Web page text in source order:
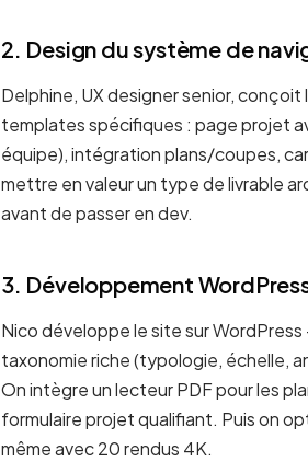
2. Design du système de
Delphine, UX designer senior,
templates spécifiques : page projet
équipe), intégration plans/coupes,
mettre en valeur un type de livrable
avant de passer en dev.
3. Développement
Nico développe le site sur
taxonomie riche (typologie, échelle,
On intègre un lecteur PDF pour les
formulaire projet qualifiant. Puis on
même avec 20 rendus 4K.